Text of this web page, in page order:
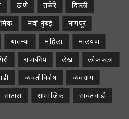
ठाणे तळेरे
दिल्ली
नवी मुंबई
नागपूर
बातम्या महिला
मालवण
राजकीय लेख
लोककला
व्यक्तीविशेष
व्यवसाय
सातारा सामाजिक
सावंतवाडी